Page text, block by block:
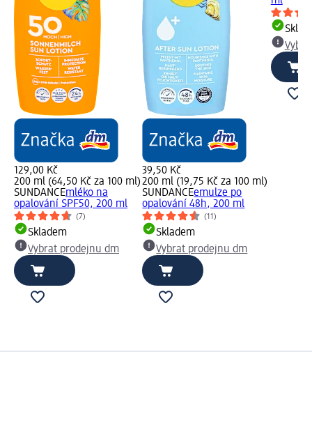
129,00 Kč
200 ml (64,50 Kč za 100 ml)
SUNDANCEmléko na
opalování SPF50, 200 ml
(7)
Skladem
Vybrat prodejnu dm
39,50 Kč
200 ml (19,75 Kč za 100 ml)
SUNDANCEemulze po
opalování 48h, 200 ml
(11)
Skladem
Vybrat prodejnu dm